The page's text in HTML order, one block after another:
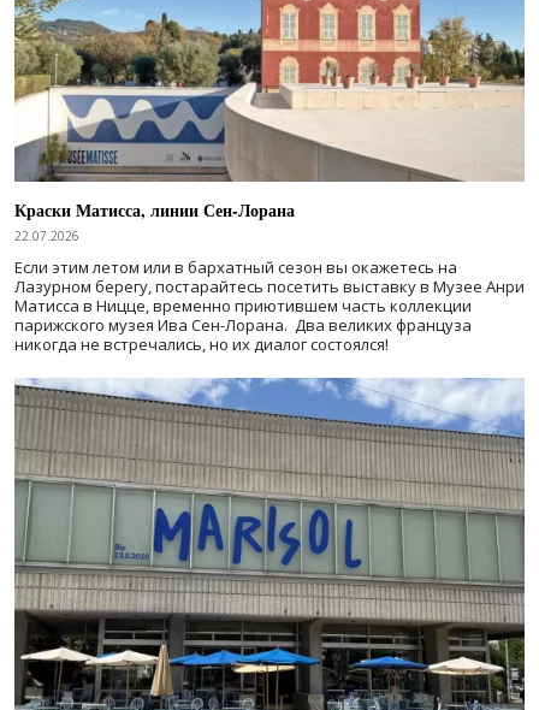
Краски Матисса, линии Сен-Лорана
22.07.2026
Если этим летом или в бархатный сезон вы окажетесь на
Лазурном берегу, постарайтесь посетить выставку в Музее Анри
Матисса в Ницце, временно приютившем часть коллекции
парижского музея Ива Сен-Лорана. Два великих француза
никогда не встречались, но их диалог состоялся!